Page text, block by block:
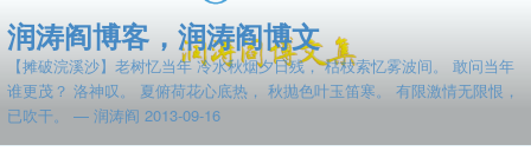
至
容
润涛阎博客，润涛阎博文
【摊破浣溪沙】老树忆当年 冷水秋烟夕日残， 枯枝索忆雾波间。 敢问当年
谁更茂？ 洛神叹。 夏俯荷花心底热， 秋抛色叶玉笛寒。 有限激情无限恨，
已吹干。 — 润涛阎 2013-09-16